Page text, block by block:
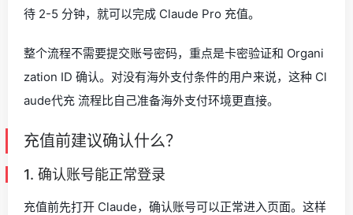
待 2-5 分钟，就可以完成 Claude Pro 充值。
整个流程不需要提交账号密码，重点是卡密验证和 Organi
zation ID 确认。对没有海外支付条件的用户来说，这种 Cl
aude代充 流程比自己准备海外支付环境更直接。
充值前建议确认什么？
1. 确认账号能正常登录
充值前先打开 Claude，确认账号可以正常进入页面。这样